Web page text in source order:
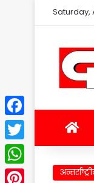
Saturday,
Facebook
Twitter
WhatsApp